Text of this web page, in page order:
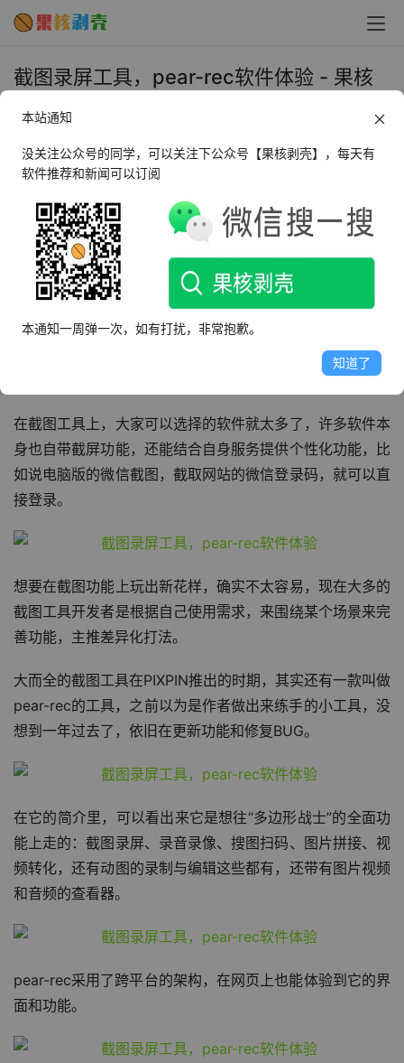
截图录屏工具，pear-rec软件体验 - 果核
2024年3月25日 上午9:13 微信推文
文章来自于果核剥壳公众号首发：
https://mp.weixin.qq.com/s/zpNlUztsMeR6JDLbpa62N
在很久前就给大家推荐过的PIXPIN截图工具，随着版本更
新，加入了大量听取用户建议的新特性，人气越来越高，功
能和稳定性都越来越好，之后也可能一直是Snipaste等竞品
在截图工具上，大家可以选择的软件就太多了，许多软件本
身也自带截屏功能，还能结合自身服务提供个性化功能，比
如说电脑版的微信截图，截取网站的微信登录码，就可以直
接登录。
想要在截图功能上玩出新花样，确实不太容易，现在大多的
截图工具开发者是根据自己使用需求，来围绕某个场景来完
善功能，主推差异化打法。
大而全的截图工具在PIXPIN推出的时期，其实还有一款叫做
pear-rec的工具，之前以为是作者做出来练手的小工具，没
想到一年过去了，依旧在更新功能和修复BUG。
在它的简介里，可以看出来它是想往“多边形战士”的全面功
能上走的：截图录屏、录音录像、搜图扫码、图片拼接、视
频转化，还有动图的录制与编辑这些都有，还带有图片视频
和音频的查看器。
pear-rec采用了跨平台的架构，在网页上也能体验到它的界
面和功能。
本站通知
没关注公众号的同学，可以关注下公众号【果核剥壳】，每天有
软件推荐和新闻可以订阅
本通知一周弹一次，如有打扰，非常抱歉。
知道了